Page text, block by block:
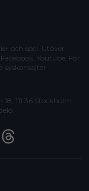
och spel. Utöver
Youtube. För
syskonsajter
111 36 Stockholm
Threads